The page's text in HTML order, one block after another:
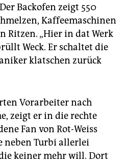
Backofen zeigt 550
Kaffeemaschinen
Ritzen. „Hier in dat Werk
Weck. Er schaltet die
klatschen zurück
Vorarbeiter nach
zeigt er in die rechte
Fan von Rot-Weiss
neben Turbi allerlei
keiner mehr will. Dort